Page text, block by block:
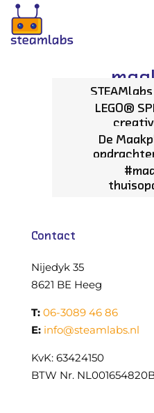
LEGO®
De
Contact
Nijedyk 35
8621 BE Heeg
T: 06-3089 46 86
E: info@steamlabs.nl
KvK: 63424150
BTW Nr.